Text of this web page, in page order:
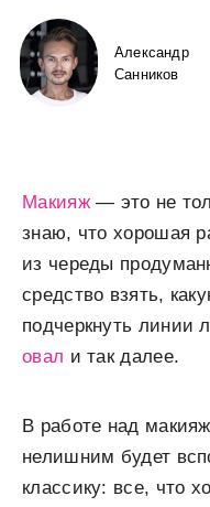
Александр
Санников
Макияж— это не
знаю, что хорошая
из череды
средство взять,
подчеркнуть линии
овал и так далее.
В работе над
нелишним будет
классику: все, что